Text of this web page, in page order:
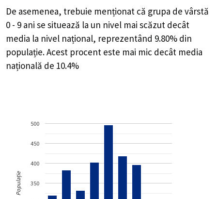
De asemenea, trebuie menționat că grupa de vârstă
0 - 9 ani se situează la un nivel mai scăzut decât
media la nivel național, reprezentând 9.80% din
populație. Acest procent este mai mic decât media
națională de 10.4%
350
400
450
500
Populație